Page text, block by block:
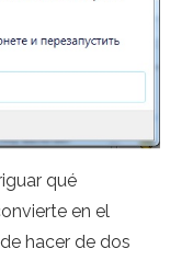
qué
en el
hacer de dos